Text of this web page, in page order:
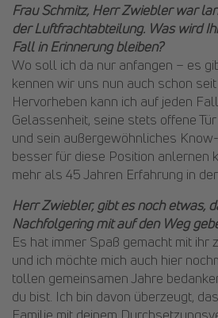
Frau Schmitz, Herr Zwiebler war
der Luftfrachtabteilung. Was wird
Fall in Erinnerung bleiben?
Wo soll ich da nur anfangen – es
kennen wir uns nun auch schon
Hervorheben kann ich auf jeden
Gelassenheit, seine stets offene
und sein außergewöhnliches
besser für diese Position anlernen
mehr als 45 Jahren Erfahrung in
Herr Zwiebler, gibt es noch etwas,
Nachfolgering mit auf den Weg
Es hat immer Spaß gemacht mit ihr
und ich möchte mich auch hier
tollen gemeinsamen Jahre
du bist. Ich bin davon überzeugt,